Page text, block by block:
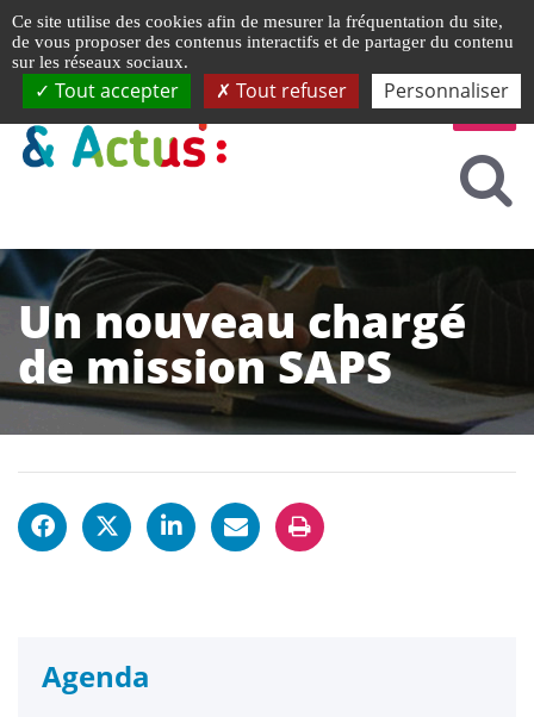
Un nouveau chargé
de mission SAPS
Agenda
Ce site utilise des cookies afin de mesurer la fréquentation du site,
de vous proposer des contenus interactifs et de partager du contenu
sur les réseaux sociaux.
Tout accepter Tout refuser Personnaliser